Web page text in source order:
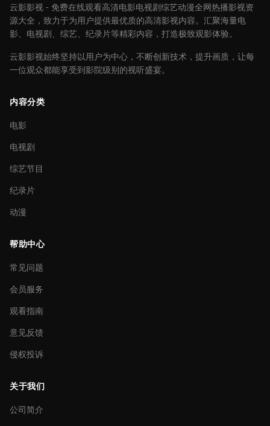
云影影视 - 免费在线观看高清电影电视剧综艺动漫全网热播影视资
源大全，致力于为用户提供最优质的高清影视内容。汇聚海量电
影、电视剧、综艺、纪录片等精彩内容，打造极致观影体验。
云影影视始终坚持以用户为中心，不断创新技术，提升画质，让每
一位观众都能享受到影院级别的视听盛宴。
内容分类
电影
电视剧
综艺节目
纪录片
动漫
帮助中心
常见问题
会员服务
观看指南
意见反馈
侵权投诉
关于我们
公司简介